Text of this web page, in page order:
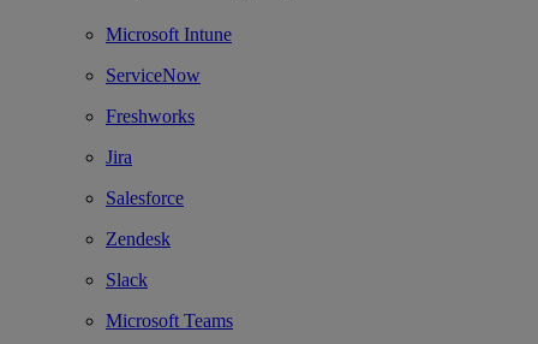
Microsoft Intune
ServiceNow
Freshworks
Jira
Salesforce
Zendesk
Slack
Microsoft Teams